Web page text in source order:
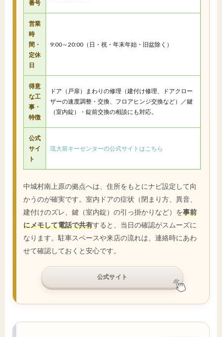
番号
営業
時
間・
定休
日
9:00～20:00（日・祝・年末年始・旧盆除く）
得意
な工
事・
特徴
ドア（戸扉）まわりの修理（建付け修理、ドアクロー
ザーの速度調整・交換、フロアヒンジ交換など）／鍵
（室内錠）・錠前交換の相談にも対応。
公式
サイ
ト
琉大前キーセンターの公式サイトはこちら
中城村南上原の拠点へは、住所をもとにナビ設定して向
かうのが確実です。室内ドアの症状（閉まり方、異音、
建付けのズレ、鍵（室内錠）の引っ掛かりなど）を事前
にメモして電話で共有すると、当日の確認がスムーズに
なります。駐車スペースや来店の流れは、連絡時にあわ
せて確認しておくと安心です。
公式サイト